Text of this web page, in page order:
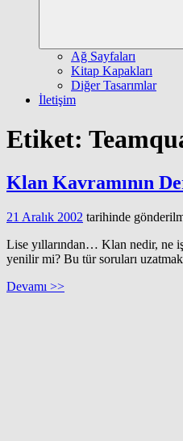
Ağ Sayfaları
Kitap Kapakları
Diğer Tasarımlar
İletişim
Etiket:
Klan Kavramının
21 Aralık 2002 tarihinde
Lise yıllarından… Klan nedir, ne
yenilir mi? Bu tür soruları
Devamı >>